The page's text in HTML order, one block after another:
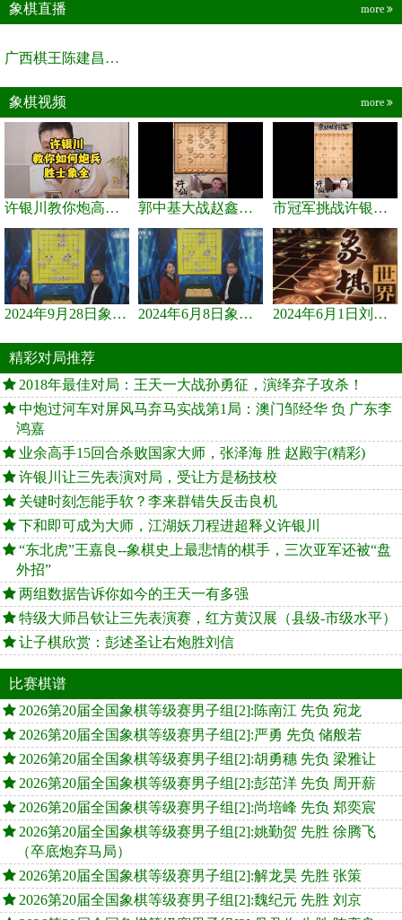
象棋直播 more
广西棋王陈建昌直播间
象棋视频 more
许银川教你炮高兵士象全如何赢士象全，简单四步即可 郭中基大战赵鑫鑫，许银川激情讲解 市冠军挑战许银川，急进中兵变化真激烈！
2024年9月28日象棋世界栏目，刘君、蒋川讲解了第九届杨官璘杯象棋... 2024年6月8日象棋世界，刘君、蒋川讲解了第九届杨官璘杯全国象棋... 2024年6月1日刘君、蒋川讲解第三届上海杯象棋大师赛谢靖与李少庚...
精彩对局推荐
2018年最佳对局：王天一大战孙勇征，演绎弃子攻杀！
中炮过河车对屏风马弃马实战第1局：澳门邹经华 负 广东李
鸿嘉
业余高手15回合杀败国家大师，张泽海 胜 赵殿宇(精彩)
许银川让三先表演对局，受让方是杨技校
关键时刻怎能手软？李来群错失反击良机
下和即可成为大师，江湖妖刀程进超释义许银川
“东北虎”王嘉良--象棋史上最悲情的棋手，三次亚军还被“盘
外招”
两组数据告诉你如今的王天一有多强
特级大师吕钦让三先表演赛，红方黄汉展（县级-市级水平）
让子棋欣赏：彭述圣让右炮胜刘信
比赛棋谱
2026第20届全国象棋等级赛男子组[2]:陈南江 先负 宛龙
2026第20届全国象棋等级赛男子组[2]:严勇 先负 储般若
2026第20届全国象棋等级赛男子组[2]:胡勇穗 先负 梁雅让
2026第20届全国象棋等级赛男子组[2]:彭茁洋 先负 周开薪
2026第20届全国象棋等级赛男子组[2]:尚培峰 先负 郑奕宸
2026第20届全国象棋等级赛男子组[2]:姚勤贺 先胜 徐腾飞
（卒底炮弃马局）
2026第20届全国象棋等级赛男子组[2]:解龙昊 先胜 张策
2026第20届全国象棋等级赛男子组[2]:魏纪元 先胜 刘京